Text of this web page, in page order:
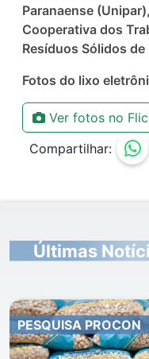
Paranaense
Cooperativa dos
Resíduos Sólidos
Fotos do lixo
Ver fotos no
Compartilhar:
Últimas
PESQUISA PROCON